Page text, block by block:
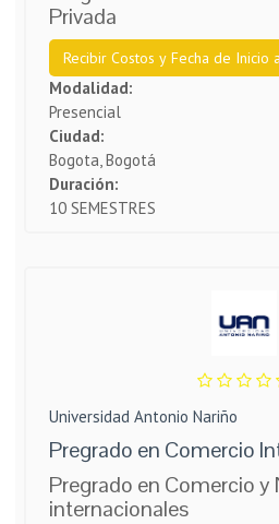
Privada
Recibir Costos y Fecha de Inicio
Modalidad:
Presencial
Ciudad:
Bogota, Bogotá
Duración:
10 SEMESTRES
Universidad Antonio Nariño
Pregrado en Comercio
Pregrado en Comercio y
internacionales